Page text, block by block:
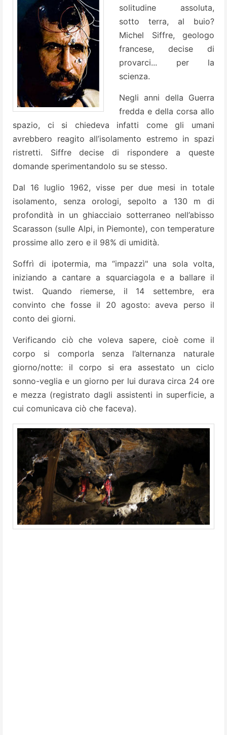
solitudine assoluta,
sotto terra, al buio?
Michel Siffre, geologo
francese, decise di
provarci... per la
scienza.
Negli anni della Guerra
fredda e della corsa allo
spazio, ci si chiedeva infatti come gli umani
avrebbero reagito all’isolamento estremo in spazi
ristretti. Siffre decise di rispondere a queste
domande sperimentandolo su se stesso.
Dal 16 luglio 1962, visse per due mesi in totale
isolamento, senza orologi, sepolto a 130 m di
profondità in un ghiacciaio sotterraneo nell’abisso
Scarasson (sulle Alpi, in Piemonte), con temperature
prossime allo zero e il 98% di umidità.
Soffrì di ipotermia, ma “impazzì" una sola volta,
iniziando a cantare a squarciagola e a ballare il
twist. Quando riemerse, il 14 settembre, era
convinto che fosse il 20 agosto: aveva perso il
conto dei giorni.
Verificando ciò che voleva sapere, cioè come il
corpo si comporla senza l’alternanza naturale
giorno/notte: il corpo si era assestato un ciclo
sonno-veglia e un giorno per lui durava circa 24 ore
e mezza (registrato dagli assistenti in superficie, a
cui comunicava ciò che faceva).